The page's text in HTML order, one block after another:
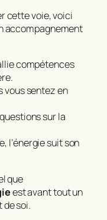
cette voie, voici
accompagnement
compétences
vous sentez en
sur la
l’énergie suit son
que
est avant tout un
de soi.